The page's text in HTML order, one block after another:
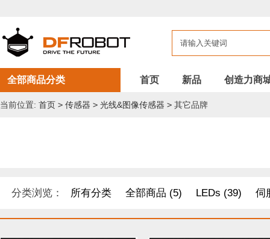
全部商品分类 首页 新品 创造力商
当前位置: 首页 > 传感器 > 光线&图像传感器 > 其它品牌
分类浏览： 所有分类 全部商品 (5) LEDs (39) 伺